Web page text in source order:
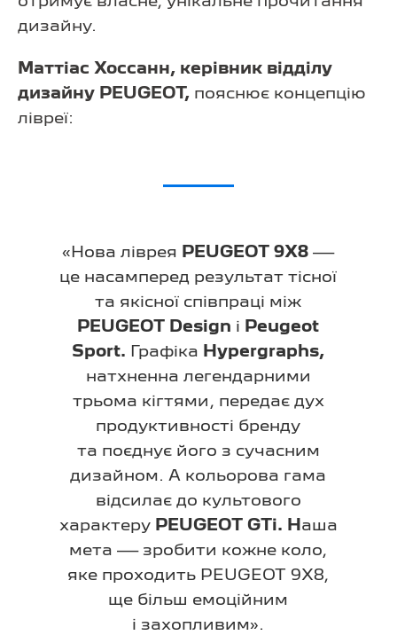
дизайну.
Маттіас Хоссанн, керівник відділу
дизайну PEUGEOT, пояснює концепцію
лівреї:
«Нова ліврея PEUGEOT 9X8 —
це насамперед результат тісної
та якісної співпраці між
PEUGEOT Design і
Peugeot
Sport. Графіка
Hypergraphs,
натхненна легендарними
трьома кігтями, передає дух
продуктивності бренду
та поєднує його з сучасним
дизайном. А кольорова гама
відсилає до культового
характеру PEUGEOT GTi. Н аша
мета — зробити кожне коло,
яке проходить PEUGEOT 9X8,
ще більш емоційним
і захопливим».